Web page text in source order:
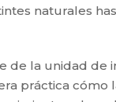
naturales
de la unidad de
práctica cómo